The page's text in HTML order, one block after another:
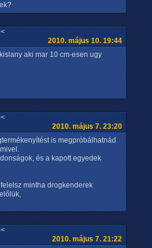
2010. május 10. 19:44
aki mar 10 cm-esen ugy
2010. május 7. 23:20
is megpróbálhatnád
és a kapott egyedek
mintha drogkenderek
2010. május 7. 21:22